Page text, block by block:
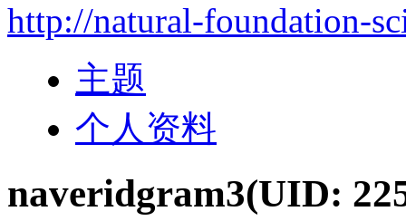
http://natural-foundation-
主题
个人资料
naveridgram3(UID: